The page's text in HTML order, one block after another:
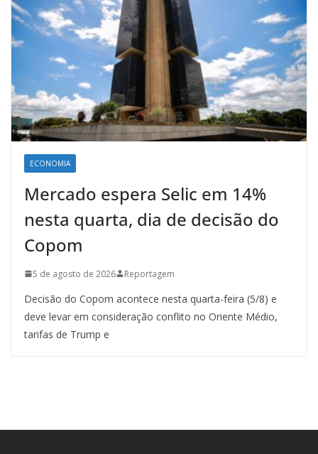
ECONOMIA
Mercado espera Selic em 14%
nesta quarta, dia de decisão do
Copom
5 de agosto de 2026 Reportagem
Decisão do Copom acontece nesta quarta-feira (5/8) e
deve levar em consideração conflito no Oriente Médio,
tarifas de Trump e